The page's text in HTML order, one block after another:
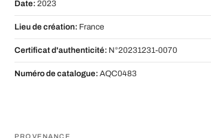
Date: 2023
Lieu de création: France
Certificat d'authenticité: N°20231231-0070
Numéro de catalogue: AQC0483
PROVENANCE